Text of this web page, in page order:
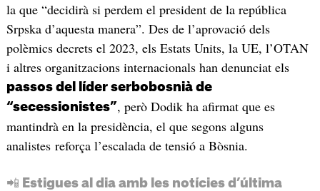
la que “decidirà si perdem el president de la república
Srpska d’aquesta manera”. Des de l’aprovació dels
polèmics decrets el 2023, els Estats Units, la UE, l’OTAN
i altres organitzacions internacionals han denunciat els
passos del líder serbobosnià de
“secessionistes”, però Dodik ha afirmat que es
mantindrà en la presidència, el que segons alguns
analistes reforça l’escalada de tensió a Bòsnia.
📲 Estigues al dia amb les notícies d’última